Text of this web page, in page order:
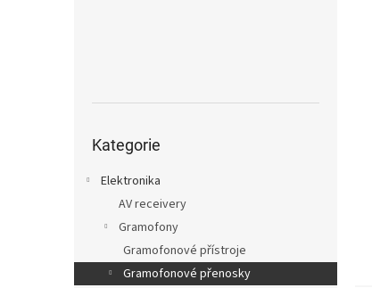
kategorie
Kategorie
Elektronika
AV receivery
Gramofony
Gramofonové přístroje
Gramofonové přenosky